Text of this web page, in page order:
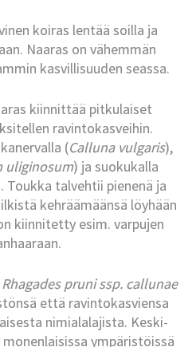
koiras lentää soilla ja
Naaras on vähemmän
kasvillisuuden seassa.
kiinnittää pitkulaiset
ravintokasveihin.
(Calluna vulgaris),
uliginosum) ja suokukalla
Toukka talvehtii pienenä ja
kehräämäänsä löyhään
kiinnitetty esim. varpujen
Rhagades pruni ssp. callunae
että ravintokasviensa
nimialalajista. Keski-
ympäristöissä